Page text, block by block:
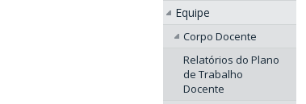
Equipe
Corpo Docente
Relatórios do Plano
de Trabalho
Docente